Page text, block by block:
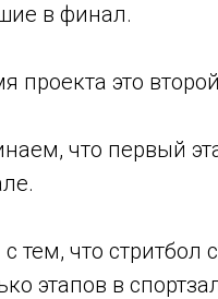
в финал.
проекта это
что первый
с тем, что
этапов в